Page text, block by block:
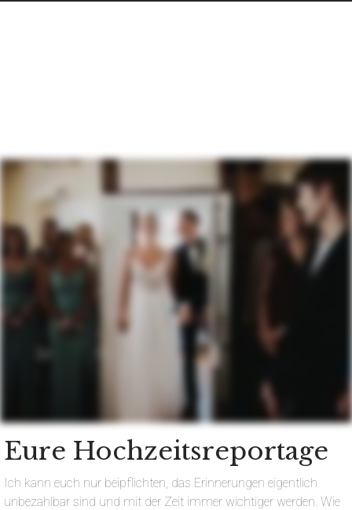
Eure Hochzeitsreportage
Ich kann euch nur beipflichten, das Erinnerungen eigentlich
unbezahlbar sind und mit der Zeit immer wichtiger werden. Wie